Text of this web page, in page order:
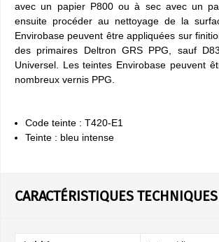
avec un papier P800 ou à sec avec un
ensuite procéder au nettoyage de la
Envirobase peuvent être appliquées sur
des primaires Deltron GRS PPG, sauf
Universel. Les teintes Envirobase peuvent
nombreux vernis PPG.
Code teinte : T420-E1
Teinte : bleu intense
CARACTÉRISTIQUES